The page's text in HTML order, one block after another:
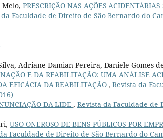
Melo, PRESCRIÇÃO NAS AÇÕES
da Faculdade de Direito de São Bernardo do
Adriane Damian Pereira, Daniele Gomes
E DA REABILITAÇÃO: UMA ANÁLISE
EFICÁCIA DA REABILITAÇÃO , Revista da
DA LIDE , Revista da Faculdade de
USO ONEROSO DE BENS PÚBLICOS POR
Faculdade de Direito de São Bernardo do